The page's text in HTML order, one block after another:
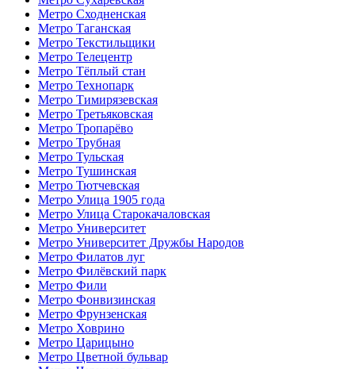
Метро Сходненская
Метро Таганская
Метро Текстильщики
Метро Телецентр
Метро Тёплый стан
Метро Технопарк
Метро Тимирязевская
Метро Третьяковская
Метро Тропарёво
Метро Трубная
Метро Тульская
Метро Тушинская
Метро Тютчевская
Метро Улица 1905 года
Метро Улица Старокачаловская
Метро Университет
Метро Университет Дружбы Народов
Метро Филатов луг
Метро Филёвский парк
Метро Фили
Метро Фонвизинская
Метро Фрунзенская
Метро Ховрино
Метро Царицыно
Метро Цветной бульвар